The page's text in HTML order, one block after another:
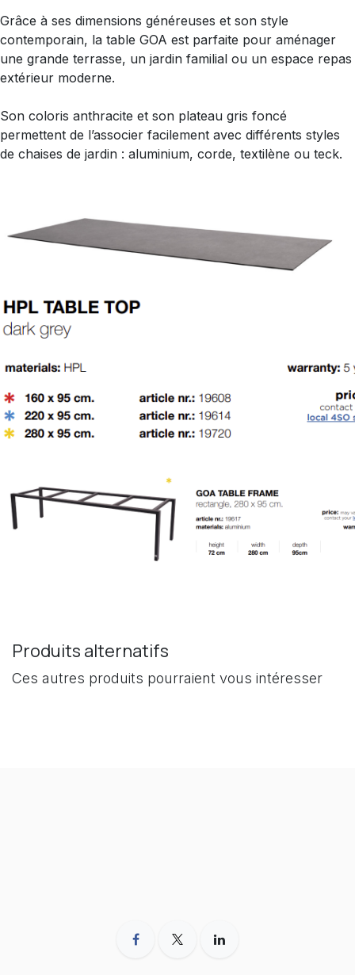
Grâce à ses dimensions généreuses et son style
contemporain, la table GOA est parfaite pour aménager
une grande terrasse, un jardin familial ou un espace repas
extérieur moderne.
Son coloris anthracite et son plateau gris foncé
permettent de l’associer facilement avec différents styles
de chaises de jardin : aluminium, corde, textilène ou teck.
Produits alternatifs
Ces autres produits pourraient vous intéresser